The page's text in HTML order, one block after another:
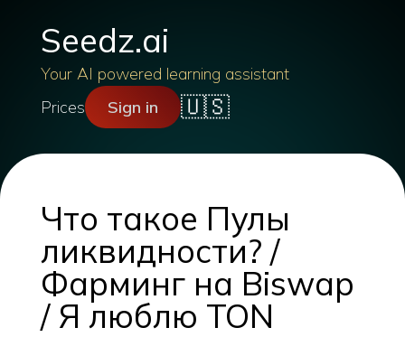
Seedz.ai
Your AI powered learning assistant
Prices
Sign in 🇺🇸
Что такое Пулы
ликвидности? /
Фарминг на Biswap
/ Я люблю TON